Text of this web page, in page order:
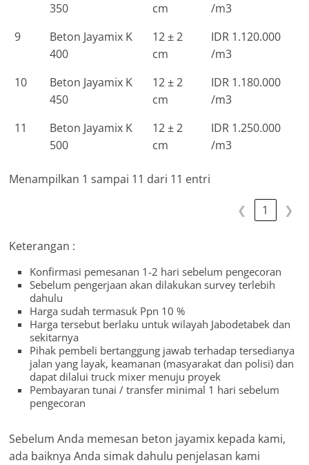
350
cm
/m3
9
Beton Jayamix K
400
12 ± 2
cm
IDR 1.120.000
/m3
10
Beton Jayamix K
450
12 ± 2
cm
IDR 1.180.000
/m3
11
Beton Jayamix K
500
12 ± 2
cm
IDR 1.250.000
/m3
Menampilkan 1 sampai 11 dari 11 entri
❮ 1 ❯
Keterangan :
Konfirmasi pemesanan 1-2 hari sebelum pengecoran
Sebelum pengerjaan akan dilakukan survey terlebih
dahulu
Harga sudah termasuk Ppn 10 %
Harga tersebut berlaku untuk wilayah Jabodetabek dan
sekitarnya
Pihak pembeli bertanggung jawab terhadap tersedianya
jalan yang layak, keamanan (masyarakat dan polisi) dan
dapat dilalui truck mixer menuju proyek
Pembayaran tunai / transfer minimal 1 hari sebelum
pengecoran
Sebelum Anda memesan beton jayamix kepada kami,
ada baiknya Anda simak dahulu penjelasan kami